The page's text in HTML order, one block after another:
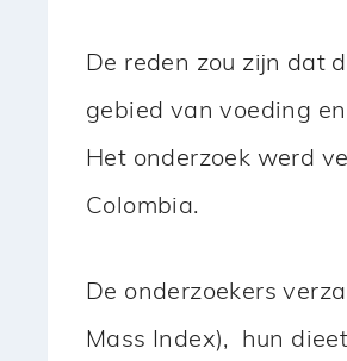
De reden zou zijn dat
gebied van voeding
Het onderzoek werd
Colombia.
De onderzoekers
Mass Index), hun